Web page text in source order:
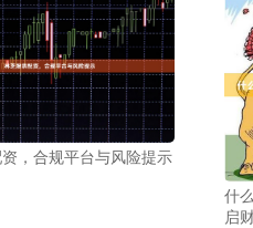
，合规平台与风险提示
什
启